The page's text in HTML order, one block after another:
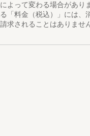
よって変わる場合があり
「料金（税込）」には、
求されることはありません